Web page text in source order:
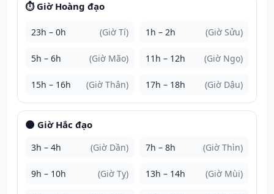
⏱️ Giờ Hoàng đạo
23h – 0h (Giờ Tí) 1h – 2h (Giờ Sửu)
5h – 6h (Giờ Mão) 11h – 12h (Giờ Ngọ)
15h – 16h (Giờ Thân) 17h – 18h (Giờ Dậu)
🌑 Giờ Hắc đạo
3h – 4h (Giờ Dần) 7h – 8h (Giờ Thìn)
9h – 10h (Giờ Tỵ) 13h – 14h (Giờ Mùi)